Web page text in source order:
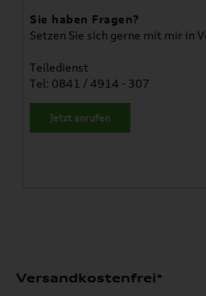
Sie haben Fragen?
Setzen Sie sich gerne mit mir in
Teiledienst
Tel: 0841 / 4914 - 307
Jetzt anrufen
Versandkostenfrei*